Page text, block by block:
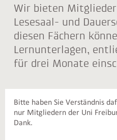
Wir bieten
Lesesaal- und
diesen Fächern
Lernunterlagen,
für drei Monate
Bitte haben Sie Verständnis
nur Mitgliedern der Uni
Dank.